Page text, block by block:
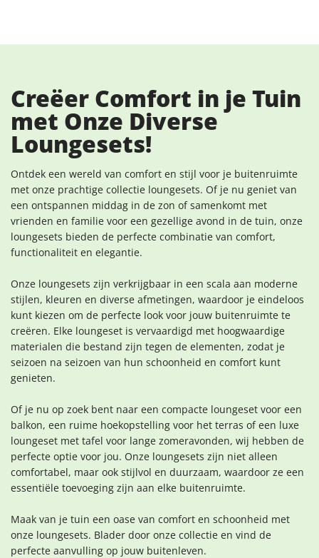
Creëer Comfort in je Tuin
met Onze Diverse
Loungesets!
Ontdek een wereld van comfort en stijl voor je buitenruimte
met onze prachtige collectie loungesets. Of je nu geniet van
een ontspannen middag in de zon of samenkomt met
vrienden en familie voor een gezellige avond in de tuin, onze
loungesets bieden de perfecte combinatie van comfort,
functionaliteit en elegantie.
Onze loungesets zijn verkrijgbaar in een scala aan moderne
stijlen, kleuren en diverse afmetingen, waardoor je eindeloos
kunt kiezen om de perfecte look voor jouw buitenruimte te
creëren. Elke loungeset is vervaardigd met hoogwaardige
materialen die bestand zijn tegen de elementen, zodat je
seizoen na seizoen van hun schoonheid en comfort kunt
genieten.
Of je nu op zoek bent naar een compacte loungeset voor een
balkon, een ruime hoekopstelling voor het terras of een luxe
loungeset met tafel voor lange zomeravonden, wij hebben de
perfecte optie voor jou. Onze loungesets zijn niet alleen
comfortabel, maar ook stijlvol en duurzaam, waardoor ze een
essentiële toevoeging zijn aan elke buitenruimte.
Maak van je tuin een oase van comfort en schoonheid met
onze loungesets. Blader door onze collectie en vind de
perfecte aanvulling op jouw buitenleven.